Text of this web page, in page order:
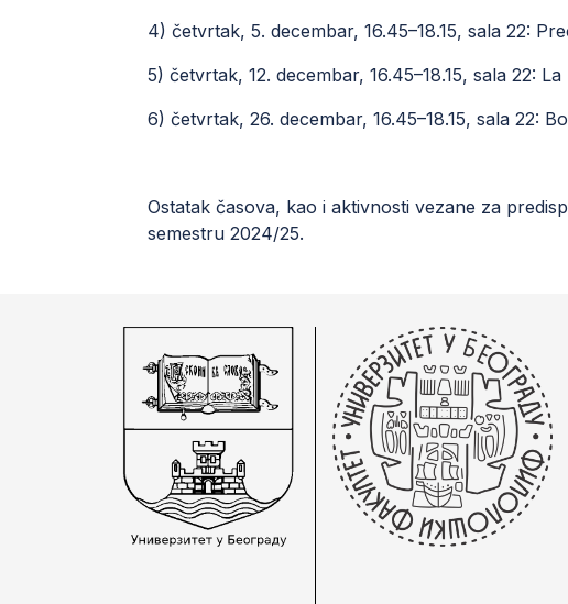
4) četvrtak, 5. decembar, 16.45–18.15, sala 22:
5) četvrtak, 12. decembar, 16.45–18.15, sala 22: La
6) četvrtak, 26. decembar, 16.45–18.15, sala 22:
Ostatak časova, kao i aktivnosti vezane za
semestru 2024/25.